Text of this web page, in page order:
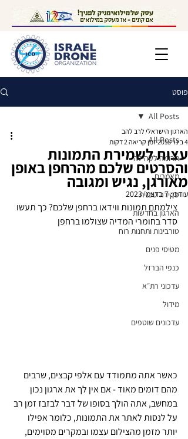
פוסט
All Posts
תרומה לקהילה
מאמרים
סקירה טכנית
הארגון בחדשות
טורבינות ותחנות רוח
מטיסי פנים
כנפי הברזל
עדכוני רת״א
מידול
עדכונים שוטפים
All Posts
עצות לשמירת התמונות
והסרטים שלכם מהרחפן באופן
מאורגן, נגיש ומגובה
הארגון הישראלי לרב להב
4 בינו׳ 2018
זמן קריאה 2 דקות
עודכן:7 בדצמ׳ 2023
צילמתם תמונות ווידאו ברחפן שלכם? כך תעשו
סדר בחומרי המדיה שצולמו ברחפן
כאשר אתה מתמודד עם אלפי קבצים, שרבים
מהם דומים מאוד - אם אין לך את ארגון נכון
במחשב, אתה הולך בסופו של דבר לבזבז זמן רב
על לנסות לאתר את התמונות, כלומר אפילו
יותר מזמן מהצילום עצמו ובמקרים מסוימים,